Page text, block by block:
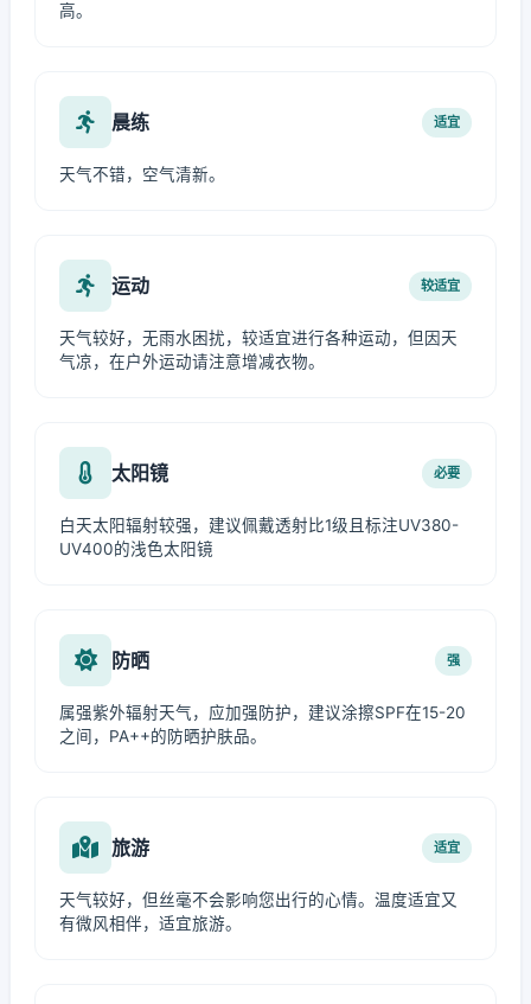
高。
晨练 适宜
天气不错，空气清新。
运动 较适宜
天气较好，无雨水困扰，较适宜进行各种运动，但因天
气凉，在户外运动请注意增减衣物。
太阳镜 必要
白天太阳辐射较强，建议佩戴透射比1级且标注UV380-
UV400的浅色太阳镜
防晒 强
属强紫外辐射天气，应加强防护，建议涂擦SPF在15-20
之间，PA++的防晒护肤品。
旅游 适宜
天气较好，但丝毫不会影响您出行的心情。温度适宜又
有微风相伴，适宜旅游。